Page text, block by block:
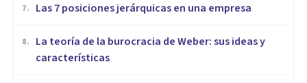
7. Las 7 posiciones jerárquicas en una empresa
8.
La teoría de la burocracia de Weber: sus ideas y
características